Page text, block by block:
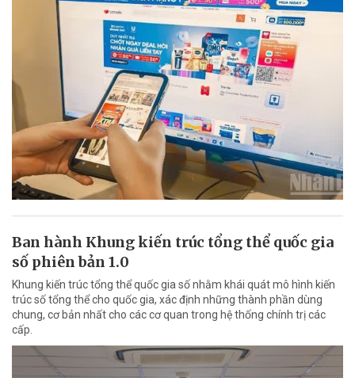
Ban hành Khung kiến trúc tổng thể quốc gia
số phiên bản 1.0
Khung kiến trúc tổng thể quốc gia số nhằm khái quát mô hình kiến
trúc số tổng thể cho quốc gia, xác định những thành phần dùng
chung, cơ bản nhất cho các cơ quan trong hệ thống chính trị các
cấp.